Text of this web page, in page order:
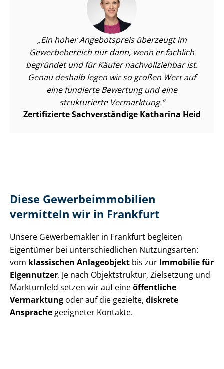
Ein hoher Angebotspreis überzeugt im
Gewerbebereich nur dann, wenn er fachlich
begründet und für Käufer nachvollziehbar ist.
Genau deshalb legen wir so großen Wert auf
eine fundierte Bewertung und eine
strukturierte Vermarktung.
Zertifizierte Sachverständige Katharina Heid
Diese Ge­wer­be­im­mo­bi­li­en
vermitteln wir in Frankfurt
Unsere Gewerbemakler in Frankfurt begleiten
Eigentümer bei un­ter­schied­li­chen Nutzungsarten:
vom klassischen Anlageobjekt bis zur Immobilie für
Eigennutzer. Je nach Objektstruktur, Zielsetzung und
Marktumfeld setzen wir auf eineöffentliche
Vermarktung oder auf die gezielte, diskrete
Ansprachegeeigneter Kontakte.